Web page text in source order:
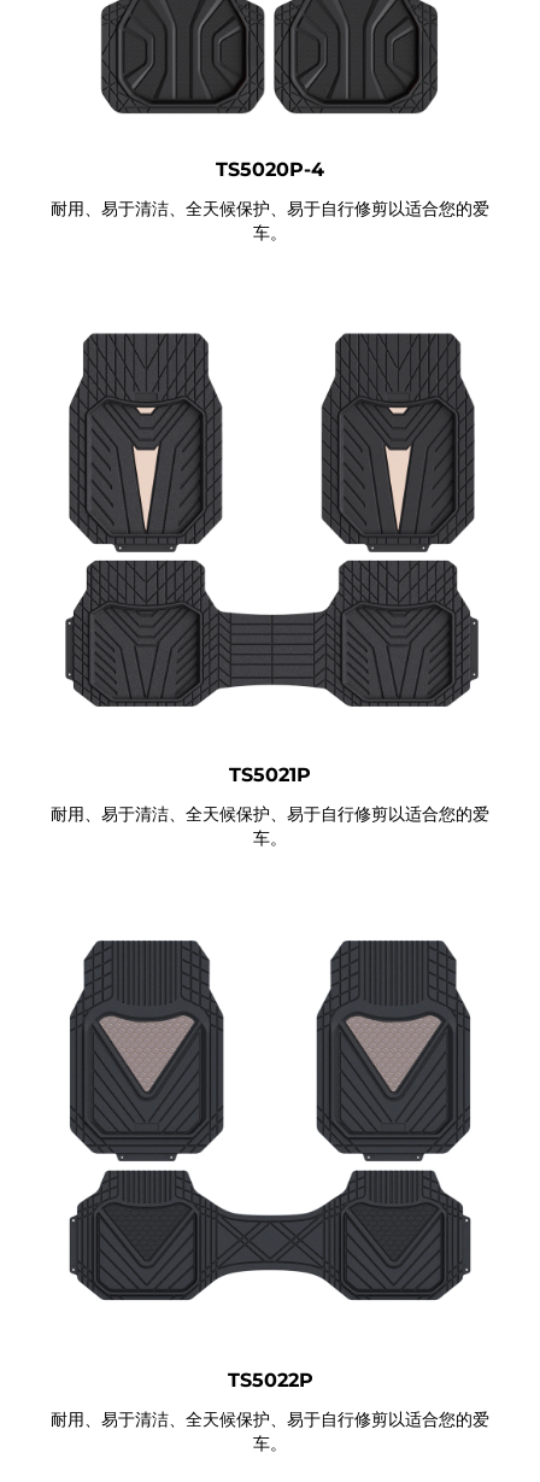
TS5020P-4
耐用、易于清洁、全天候保护、易于自行修剪以适合您的爱
车。
TS5021P
耐用、易于清洁、全天候保护、易于自行修剪以适合您的爱
车。
TS5022P
耐用、易于清洁、全天候保护、易于自行修剪以适合您的爱
车。